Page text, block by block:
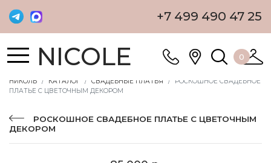
+7 499 490 47 25
NICOLE 0
НИКОЛЬ КАТАЛОГ СВАДЕБНЫЕ ПЛАТЬЯ
РОСКОШНОЕ СВАДЕБНОЕ
ПЛАТЬЕ С ЦВЕТОЧНЫМ ДЕКОРОМ
РОСКОШНОЕ СВАДЕБНОЕ ПЛАТЬЕ С ЦВЕТОЧНЫМ
ДЕКОРОМ